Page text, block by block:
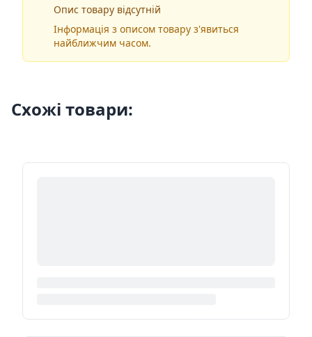
Опис товару відсутній
Інформація з описом товару з'явиться
найближчим часом.
Схожі товари: